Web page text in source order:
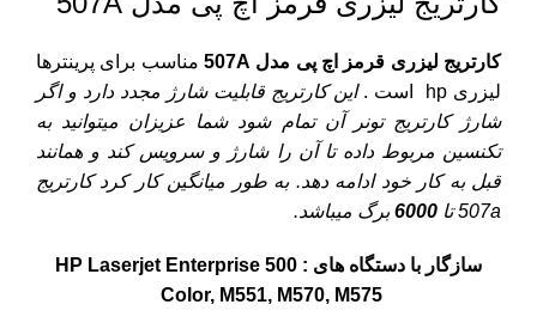
کارتریج لیزری قرمز اچ پی مدل 507A
مناسب برای پرینترها
لیزری
است . این کارتریج قابلیت شارژ مجدد دارد و اگر
شارژ کارتریج تونر آن تمام شود شما عزیزان میتوانید به
تکنسین مربوط داده تا آن را شارژ و سرویس کند و همانند
قبل به کار خود ادامه دهد. به طور میانگین کار کردکارتریج
507aتا 6000 برگ میباشد.
سازگار با دستگاه های : HP Laserjet Enterprise 500
Color, M551, M570, M575